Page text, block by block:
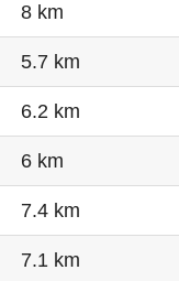
8 km
5.7 km
6.2 km
6 km
7.4 km
7.1 km